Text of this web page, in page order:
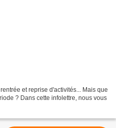
et reprise d'activités... Mais que
? Dans cette infolettre, nous vous